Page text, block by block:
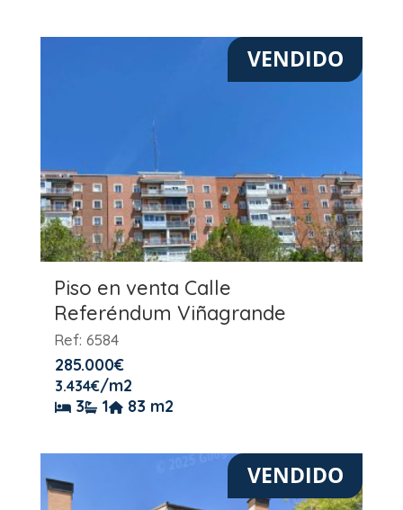
VENDIDO
Piso en venta Calle
Referéndum Viñagrande
Ref: 6584
285.000€
3.434€/m2
3
1 83 m2
VENDIDO